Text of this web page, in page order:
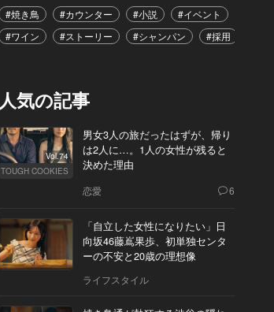
#焼き鳥 #カウンター #小説 #イベント
#ワイン
#ストーリー #シャンパン #採用
人気の記事
Vol.74
TOUGH COOKIES
男女3人の旅だったはずが、帰り
は2人に…。1人の女性が残ると
決めた理由
恋愛 6
「自立した女性になりたい」日
向坂46藤嶌果歩、初単独センタ
ーの不安と20歳の理想像
ライフスタイル